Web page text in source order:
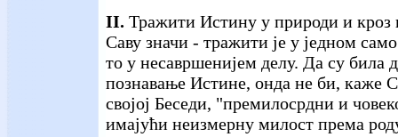
II. Тражити Истину у природи и кроз
Саву значи - тражити је у једном
то у несавршенијем делу. Да су била
познавање Истине, онда не би, каже
својој Беседи, "премилосрдни и
имајући неизмерну милост према